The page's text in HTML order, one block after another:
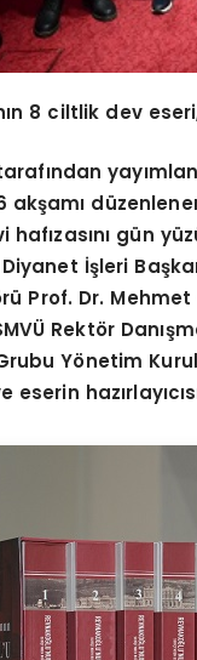
8 ciltlik dev
akşamı
gün
İşleri
Prof. Dr.
Rektör
Yönetim
eserin